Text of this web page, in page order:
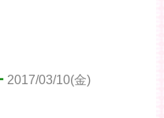
2017/03/10(金)